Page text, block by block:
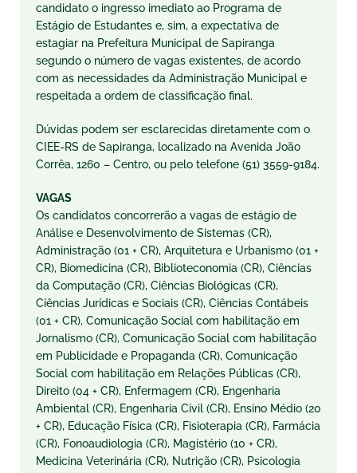
candidato o ingresso imediato ao Programa de
Estágio de Estudantes e, sim, a expectativa de
estagiar na Prefeitura Municipal de Sapiranga
segundo o número de vagas existentes, de acordo
com as necessidades da Administração Municipal e
respeitada a ordem de classificação final.
Dúvidas podem ser esclarecidas diretamente com o
CIEE-RS de Sapiranga, localizado na Avenida João
Corrêa, 1260 – Centro, ou pelo telefone (51) 3559-9184.
VAGAS
Os candidatos concorrerão a vagas de estágio de
Análise e Desenvolvimento de Sistemas (CR),
Administração (01 + CR), Arquitetura e Urbanismo (01 +
CR), Biomedicina (CR), Biblioteconomia (CR), Ciências
da Computação (CR), Ciências Biológicas (CR),
Ciências Jurídicas e Sociais (CR), Ciências Contábeis
(01 + CR), Comunicação Social com habilitação em
Jornalismo (CR), Comunicação Social com habilitação
em Publicidade e Propaganda (CR), Comunicação
Social com habilitação em Relações Públicas (CR),
Direito (04 + CR), Enfermagem (CR), Engenharia
Ambiental (CR), Engenharia Civil (CR), Ensino Médio (20
+ CR), Educação Física (CR), Fisioterapia (CR), Farmácia
(CR), Fonoaudiologia (CR), Magistério (10 + CR),
Medicina Veterinária (CR), Nutrição (CR), Psicologia